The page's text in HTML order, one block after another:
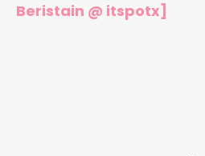
Beristain @ itspotx]